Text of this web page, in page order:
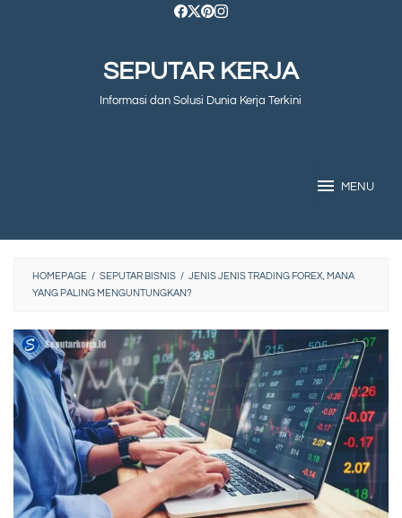
SEPUTAR KERJA
Informasi dan Solusi Dunia Kerja Terkini
MENU
HOMEPAGE / SEPUTAR BISNIS / JENIS JENIS TRADING FOREX, MANA
YANG PALING MENGUNTUNGKAN?